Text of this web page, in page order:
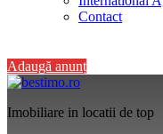
Contact
Adaugă anunț
Imobiliare in locatii de top